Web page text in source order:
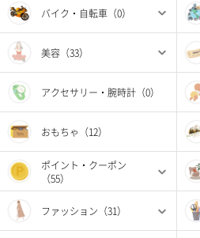
バイク・自転車（0）
美容（33）
アクセサリー・腕時計（0）
おもちゃ（12）
ポイント・クーポン
（55）
ファッション（31）